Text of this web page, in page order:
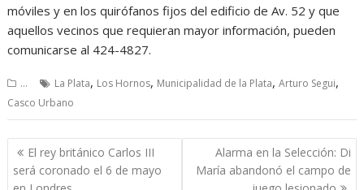
móviles y en los quirófanos fijos del edificio de Av. 52 y que
aquellos vecinos que requieran mayor información, pueden
comunicarse al 424-4827.
... La Plata, Los Hornos, Municipalidad de la Plata,Arturo Segui,
Casco Urbano
Navegación
de
El rey británico Carlos III
será coronado el 6 de mayo
Alarma en la Selección: Di
María abandonó el campo de